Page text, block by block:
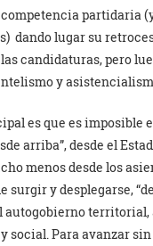
partidaria
dando lugar su
candidaturas, pero
y
es que es imposible
arriba”, desde el
menos desde los
surgir y desplegarse,
autogobierno
social. Para avanzar